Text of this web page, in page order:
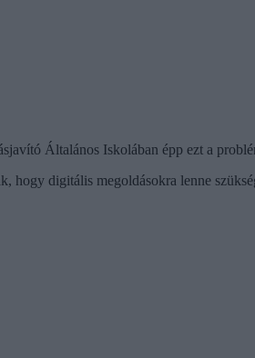
Általános Iskolában épp ezt a
hogy digitális megoldásokra lenne